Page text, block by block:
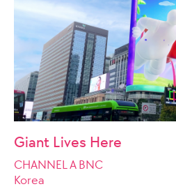
Giant Lives Here
CHANNEL A BNC
Korea